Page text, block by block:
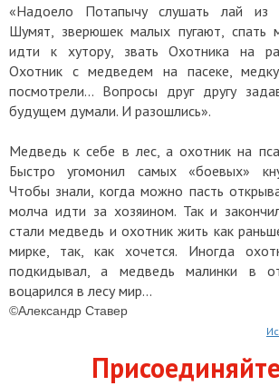
«Надоело Потапычу слушать лай из
Шумят, зверюшек малых пугают, спать
идти к хутору, звать Охотника на
Охотник с медведем на пасеке,
посмотрели… Вопросы друг другу
будущем думали. И разошлись».
Медведь к себе в лес, а охотник на
Быстро угомонил самых «боевых»
Чтобы знали, когда можно пасть
молча идти за хозяином. Так и
стали медведь и охотник жить как
мирке, так, как хочется. Иногда
подкидывал, а медведь малинки в
воцарился в лесу мир...
©Александр Ставер